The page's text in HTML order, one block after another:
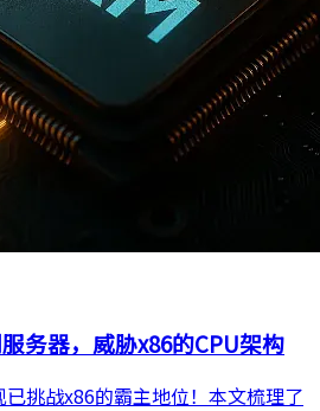
务器，威胁x86的CPU架构
挑战x86的霸主地位！本文梳理了